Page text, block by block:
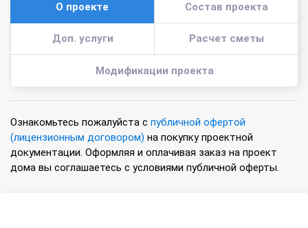
О проекте Состав проекта
Доп. услуги Расчет сметы
Модификации проекта
Ознакомьтесь пожалуйста с публичной офертой
(лицензионным договором) на покупку проектной
документации. Оформляя и оплачивая заказ на проект
дома вы соглашаетесь с условиями публичной оферты.